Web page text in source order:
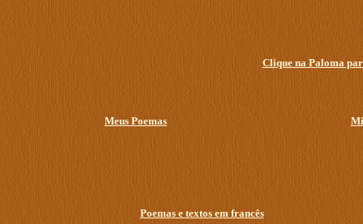
Clique na Paloma
Meus Poemas
Poemas e textos em francês